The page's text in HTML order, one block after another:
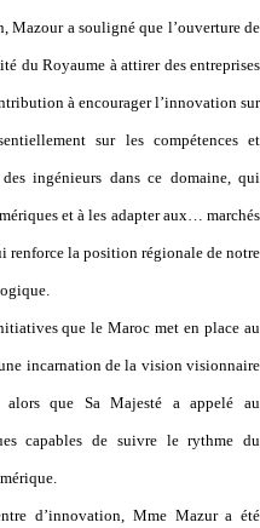
Mazour a souligné que l’ouverture de
du Royaume à attirer des entreprises
à encourager l’innovation sur
sur les compétences et
ingénieurs dans ce domaine, qui
et à les adapter aux… marchés
renforce la position régionale de notre
que le Maroc met en place au
incarnation de la vision visionnaire
que Sa Majesté a appelé au
capables de suivre le rythme du
d’innovation, Mme Mazur a été